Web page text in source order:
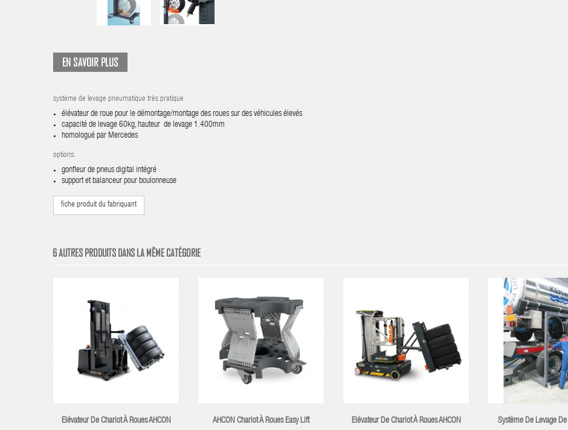
EN SAVOIR PLUS
système de levage pneumatique très pratique
élévateur de roue pour le démontage/montage des roues sur des véhicules élevés
capacité de levage 60kg, hauteur de levage 1.400mm
homologué par Mercedes
options:
gonfleur de pneus digital intégré
support et balanceur pour boulonneuse
fiche produit du fabriquant
6 AUTRES PRODUITS DANS LA MÊME CATÉGORIE
Elévateur De Chariot À Roues AHCON
AHCON Chariot À Roues Easy Lift Elévateur De Chariot À Roues AHCON
Système De Levage